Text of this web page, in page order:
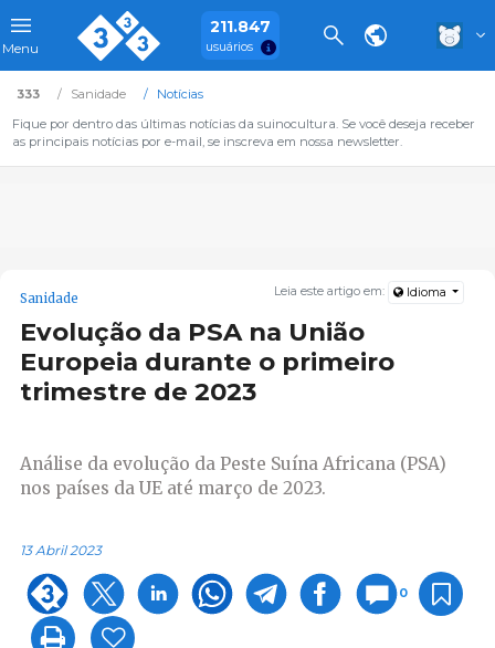
Menu
211.847
usuários
333 Sanidade
Notícias
Fique por dentro das últimas notícias da suinocultura. Se você deseja receber
as principais notícias por e-mail, se inscreva em nossa newsletter.
Leia este artigo em: Idioma
Sanidade
Evolução da PSA na União
Europeia durante o primeiro
trimestre de 2023
Análise da evolução da Peste Suína Africana (PSA)
nos países da UE até março de 2023.
13 Abril 2023
0